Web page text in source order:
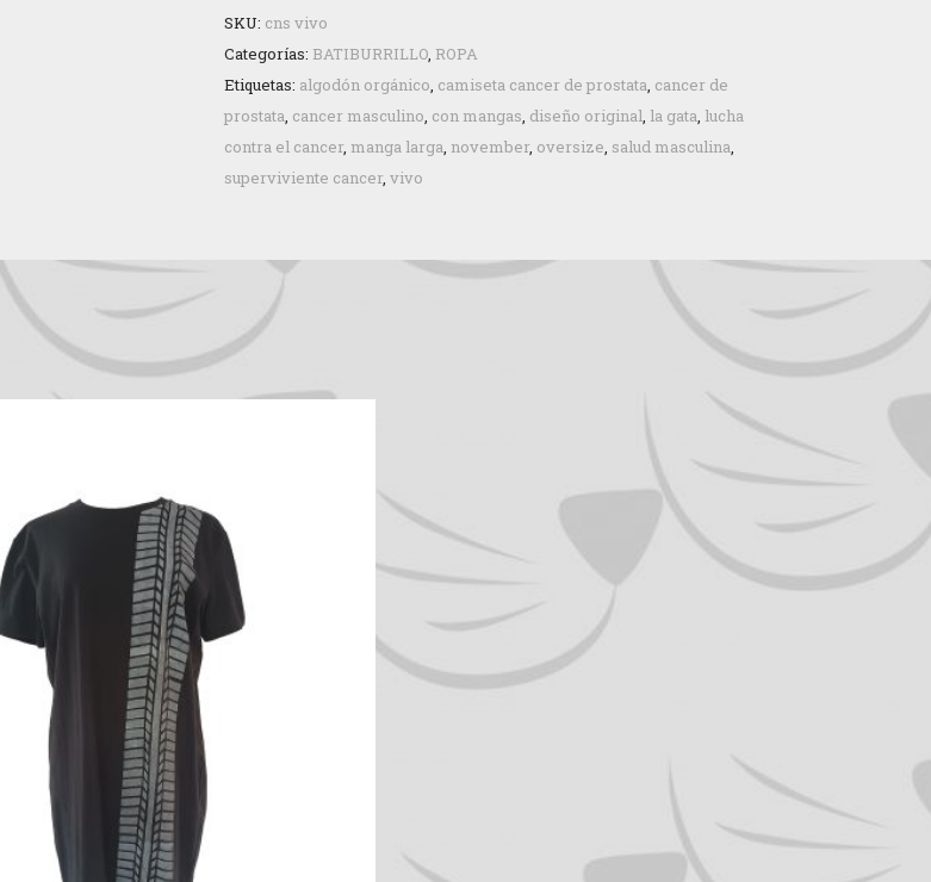
SKU: cns vivo
Categorías: BATIBURRILLO, ROPA
Etiquetas: algodón orgánico, camiseta cancer de prostata, cancer de
prostata, cancer masculino, con mangas, diseño original, la gata, lucha
contra el cancer, manga larga, november, oversize, salud masculina,
superviviente cancer, vivo